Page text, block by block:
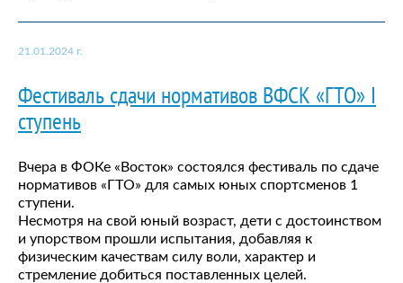
21.01.2024 г.
Фестиваль сдачи нормативов ВФСК «ГТО» I
ступень
Вчера в ФОКе «Восток» состоялся фестиваль по сдаче
нормативов «ГТО» для самых юных спортсменов 1
ступени.
Несмотря на свой юный возраст, дети с достоинством
и упорством прошли испытания, добавляя к
физическим качествам силу воли, характер и
стремление добиться поставленных целей.